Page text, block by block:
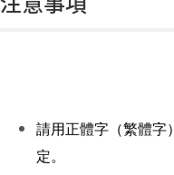
請用正體字（繁體字
定。